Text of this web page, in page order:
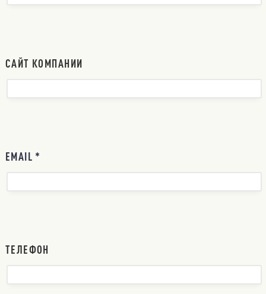
САЙТ КОМПАНИИ
EMAIL *
ТЕЛЕФОН